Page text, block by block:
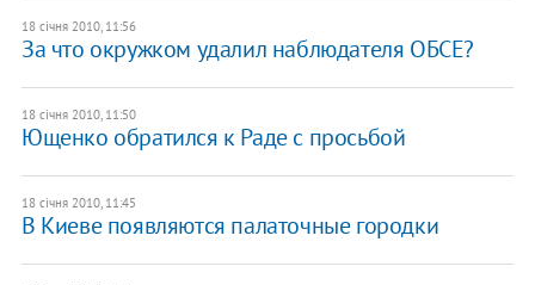
18 січня 2010, 11:56
За что окружком удалил наблюдателя ОБСЕ?
18 січня 2010, 11:50
Ющенко обратился к Раде с просьбой
18 січня 2010, 11:45
В Киеве появляются палаточные городки